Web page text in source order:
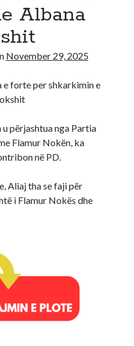
Albana
November 29, 2025
e forte per shkarkimin e
përjashtua nga Partia
Flamur Nokën, ka
në PD.
Aliaj tha se faji për
i Flamur Nokës dhe